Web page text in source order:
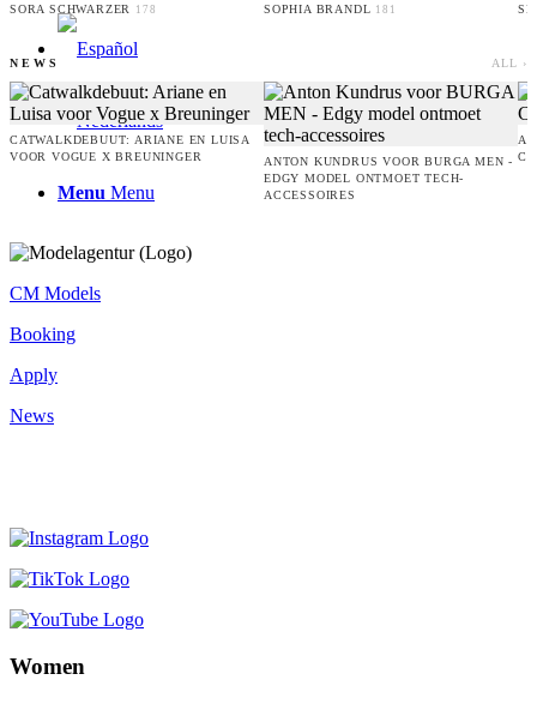
Menu Menu
SORA SCHWARZER 178 SOPHIA BRANDL 181
NEWS ALL ›
CATWALKDEBUUT: ARIANE EN LUISA
VOOR VOGUE X BREUNINGER
ANTON KUNDRUS VOOR BURGA MEN -
EDGY MODEL ONTMOET TECH-
ACCESSOIRES
CM Models
Booking
Apply
News
Women